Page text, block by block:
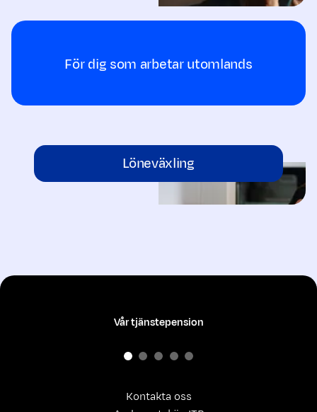
För dig som arbetar utomlands
Löneväxling
Kontakta oss
Vår tjänstepension